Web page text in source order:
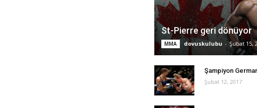
St-Pierre geri dönüyor
MMA dovuskulubu - Şubat 15,
Şampiyon
Şubat 12, 2017